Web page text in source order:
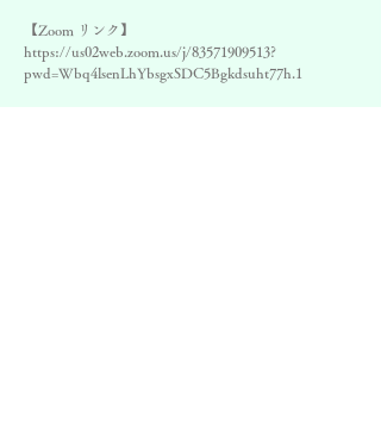
【Zoom リンク】
https://us02web.zoom.us/j/83571909513?
pwd=Wbq4lsenLhYbsgxSDC5Bgkdsuht77h.1